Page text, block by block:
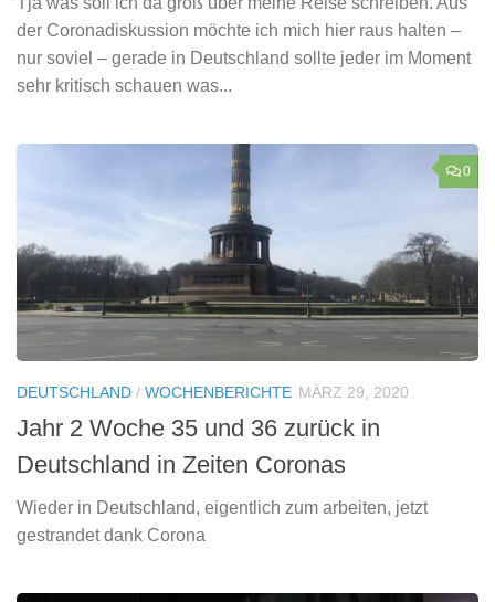
der Coronadiskussion möchte ich mich hier raus halten –
nur soviel – gerade in Deutschland sollte jeder im Moment
sehr kritisch schauen was...
0
DEUTSCHLAND / WOCHENBERICHTE MÄRZ 29, 2020
Jahr 2 Woche 35 und 36 zurück in
Deutschland in Zeiten Coronas
Wieder in Deutschland, eigentlich zum arbeiten, jetzt
gestrandet dank Corona